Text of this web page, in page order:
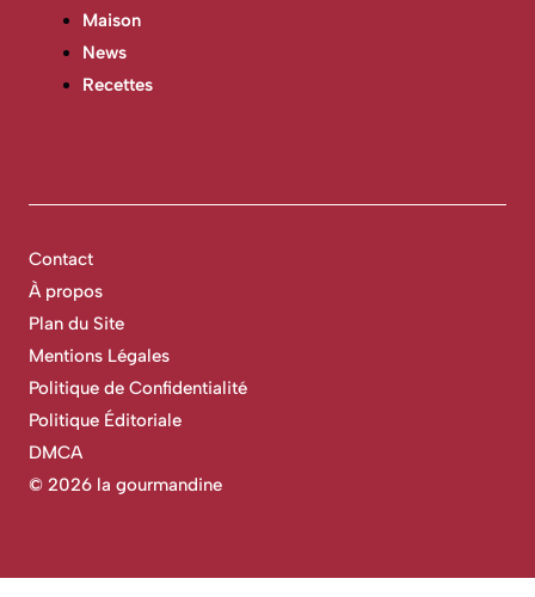
Maison
News
Recettes
© 2026 la gourmandine
Contact
À propos
Plan du Site
Mentions Légales
Politique de Confidentialité
Politique Éditoriale
DMCA